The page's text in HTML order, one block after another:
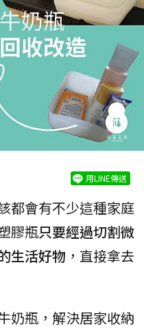
用LINE傳送
都會有不少這種家庭
膠瓶只要經過切割微
生活好物 ，直接拿去
奶瓶，解決居家收納